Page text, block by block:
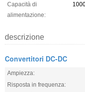
Capacità di
alimentazione:
descrizione
Convertitori DC-DC
Ampiezza:
Risposta in frequenza: